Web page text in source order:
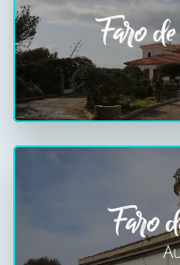
Faro
Faro